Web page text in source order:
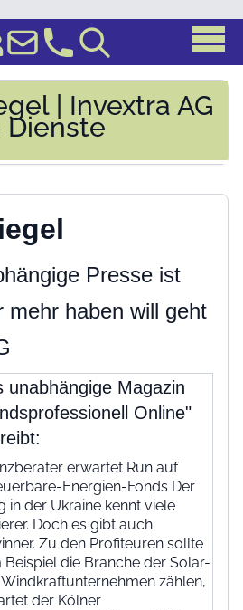
| Invextra AG
Presse ist
mehr haben will geht
unabhängige Magazin
Online"
erwartet Run auf
Energien-Fonds Der
in der Ukraine kennt viele
Doch es gibt auch
Zu den Profiteuren sollte
Beispiel die Branche der Solar-
zählen,
der Kölner